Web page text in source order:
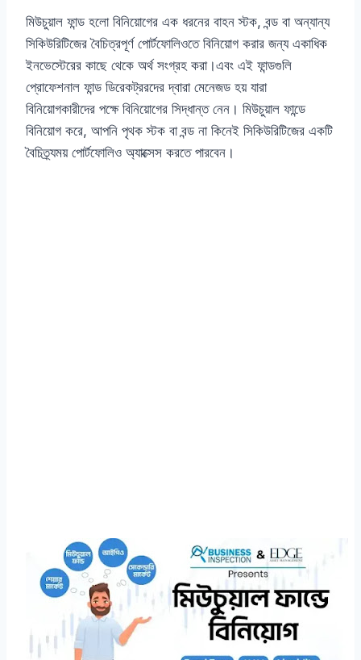
মিউচুয়াল ফান্ড হলো বিনিয়োগের এক ধরনের বাহন স্টক, বন্ড বা অন্যান্য
সিকিউরিটিজের বৈচিত্রপূর্ণ পোর্টফোলিওতে বিনিয়োগ করার জন্য একাধিক
ইনভেস্টেরের কাছে থেকে অর্থ সংগ্রহ করা।এবং এই ফান্ডগুলি
প্রোফেশনাল ফান্ড ডিরেকট্ররদের দ্বারা মেনেজড হয় যারা
বিনিয়োগকারীদের পক্ষে বিনিয়োগের সিদ্ধান্ত নেন। মিউচুয়াল ফান্ডে
বিনিয়োগ করে, আপনি পৃথক স্টক বা বন্ড না কিনেই সিকিউরিটিজের একটি
বৈচিত্র্যময় পোর্টফোলিও অ্যাক্সেস করতে পারবেন।